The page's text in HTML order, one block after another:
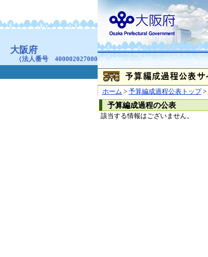
ホーム > 予算編成過程公表トップ>
予算編成過程の公表
該当する情報はございません。
お問合せ 個人情報
大阪府
（法人番号 4000020270008）
本庁 〒540-8570
咲洲庁舎
〒559-8555
© Copyright